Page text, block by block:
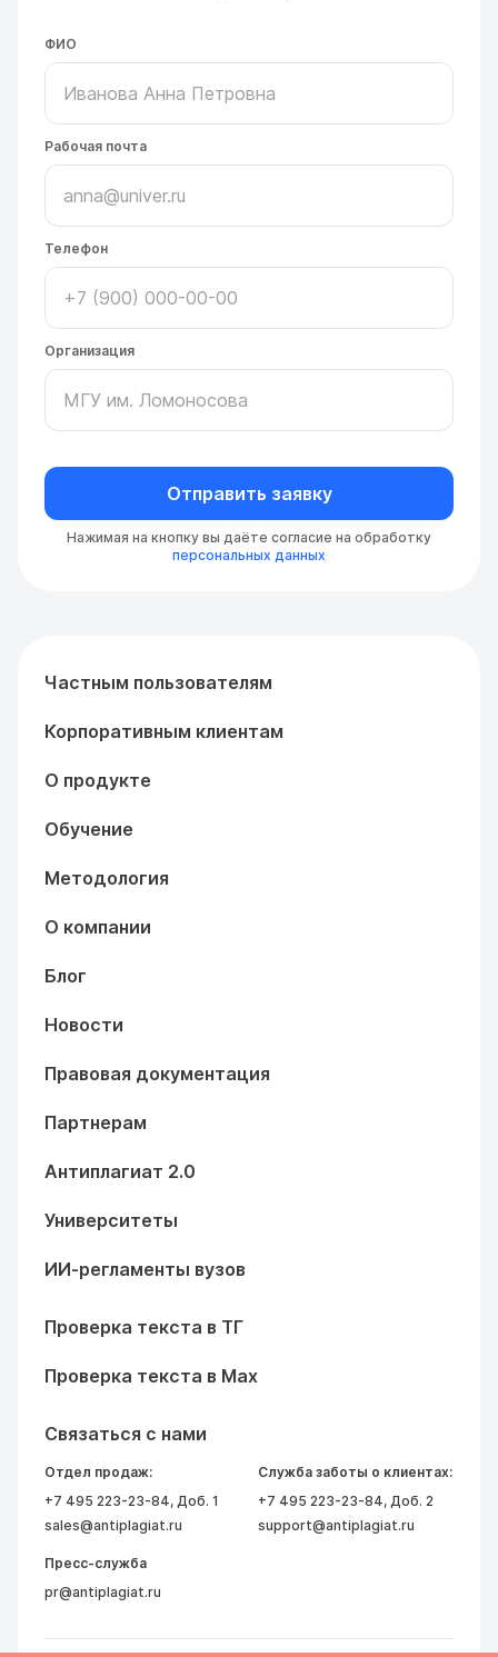
ФИО
Рабочая почта
Телефон
Организация
Отправить заявку
Нажимая на кнопку вы даёте согласие на обработку
персональных данных
Частным пользователям
Корпоративным клиентам
О продукте
Обучение
Методология
О компании
Блог
Новости
Правовая документация
Партнерам
Антиплагиат 2.0
Университеты
ИИ-регламенты вузов
Проверка текста в ТГ
Проверка текста в Max
Связаться с нами
Отдел продаж:
+7 495 223-23-84, Доб. 1
sales@antiplagiat.ru
Служба заботы о клиентах:
+7 495 223-23-84, Доб. 2
support@antiplagiat.ru
Пресс-служба
pr@antiplagiat.ru